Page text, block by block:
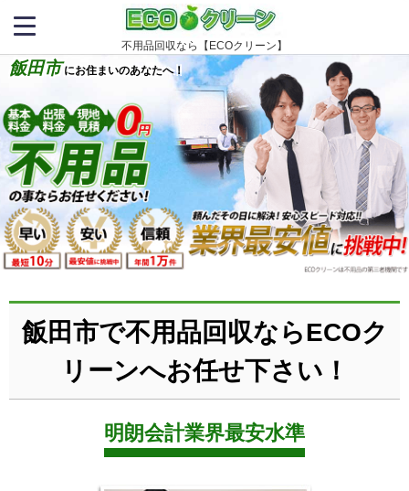
不用品回収なら【ECOクリーン】
飯田市 にお住まいのあなたへ！
飯田市で不用品回収ならECOク
リーンへお任せ下さい！
明朗会計業界最安水準